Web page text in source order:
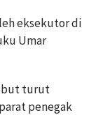
eksekutor di
Umar
turut
penegak